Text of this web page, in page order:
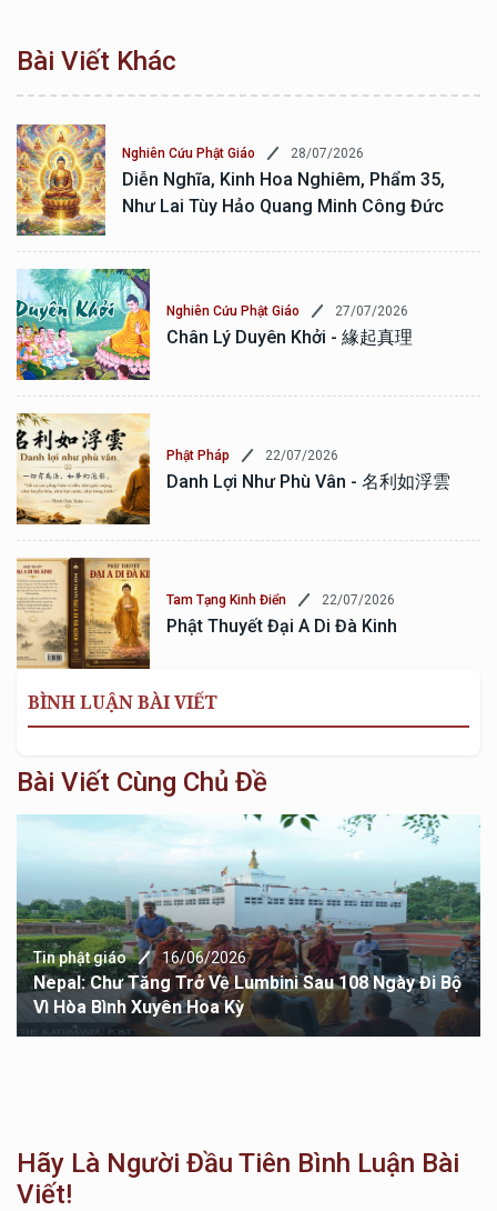
Bài Viết Khác
Nghiên Cứu Phật Giáo 28/07/2026
Diễn Nghĩa, Kinh Hoa Nghiêm, Phẩm 35,
Như Lai Tùy Hảo Quang Minh Công Đức
Nghiên Cứu Phật Giáo 27/07/2026
Chân Lý Duyên Khởi - 緣起真理
Phật Pháp 22/07/2026
Danh Lợi Như Phù Vân - 名利如浮雲
Tam Tạng Kinh Điển 22/07/2026
Phật Thuyết Đại A Di Đà Kinh
BÌNH LUẬN BÀI VIẾT
Bài Viết Cùng Chủ Đề
16/06/2026
Tăng Trở Về Lumbini Sau 108 Ngày Đi Bộ
Xuyên Hoa Kỳ
Tin phật
Hoa Kỳ:
Trắng
Hãy Là Người Đầu Tiên Bình Luận Bài
Viết!